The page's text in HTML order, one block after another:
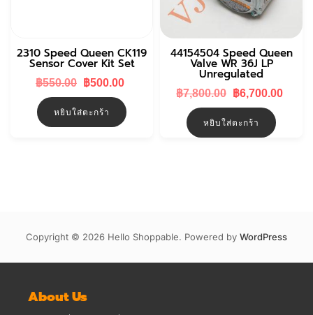
2310 Speed Queen CK119
Sensor Cover Kit Set
฿550.00 Original
฿550.00.
฿500.00
หยิบใส่ตะกร้า
44154504 Speed Queen
Valve WR 36J LP
Unregulated
฿7,800.00 Original
฿7,800.00.
฿6,700.00
หยิบใส่ตะกร้า
Copyright © 2026 Hello Shoppable. Powered by WordPress
About Us